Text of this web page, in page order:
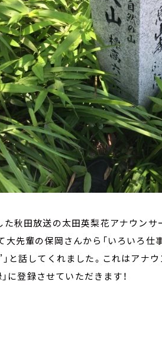
た秋田放送の太田英梨花アナウンサ
大先輩の保岡さんから「いろいろ
と話してくれました。これはアナ
に登録させていただきます！